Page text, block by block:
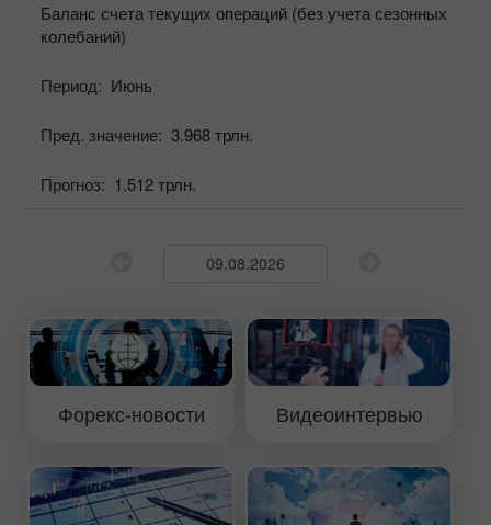
Баланс счета текущих операций (без учета сезонных
колебаний)
Период: Июнь
Пред. значение: 3.968 трлн.
Прогноз: 1.512 трлн.
Форекс-новости Видеоинтервью